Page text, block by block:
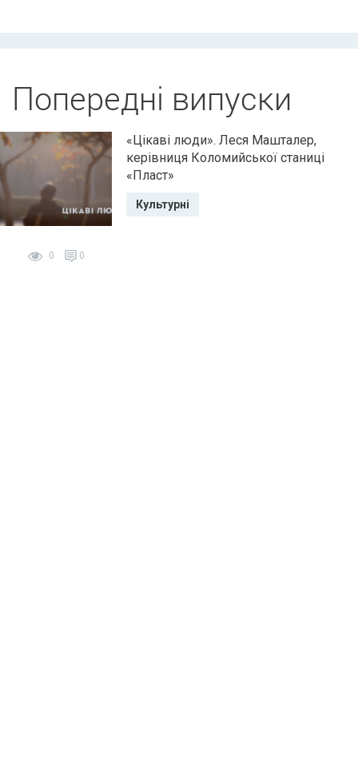
Попередні випуски
0 0
«Цікаві люди». Леся Машталер,
керівниця Коломийської станиці
«Пласт»
Культурні